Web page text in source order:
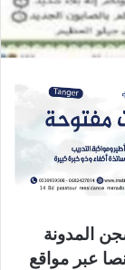
المدونة
عبر مواقع